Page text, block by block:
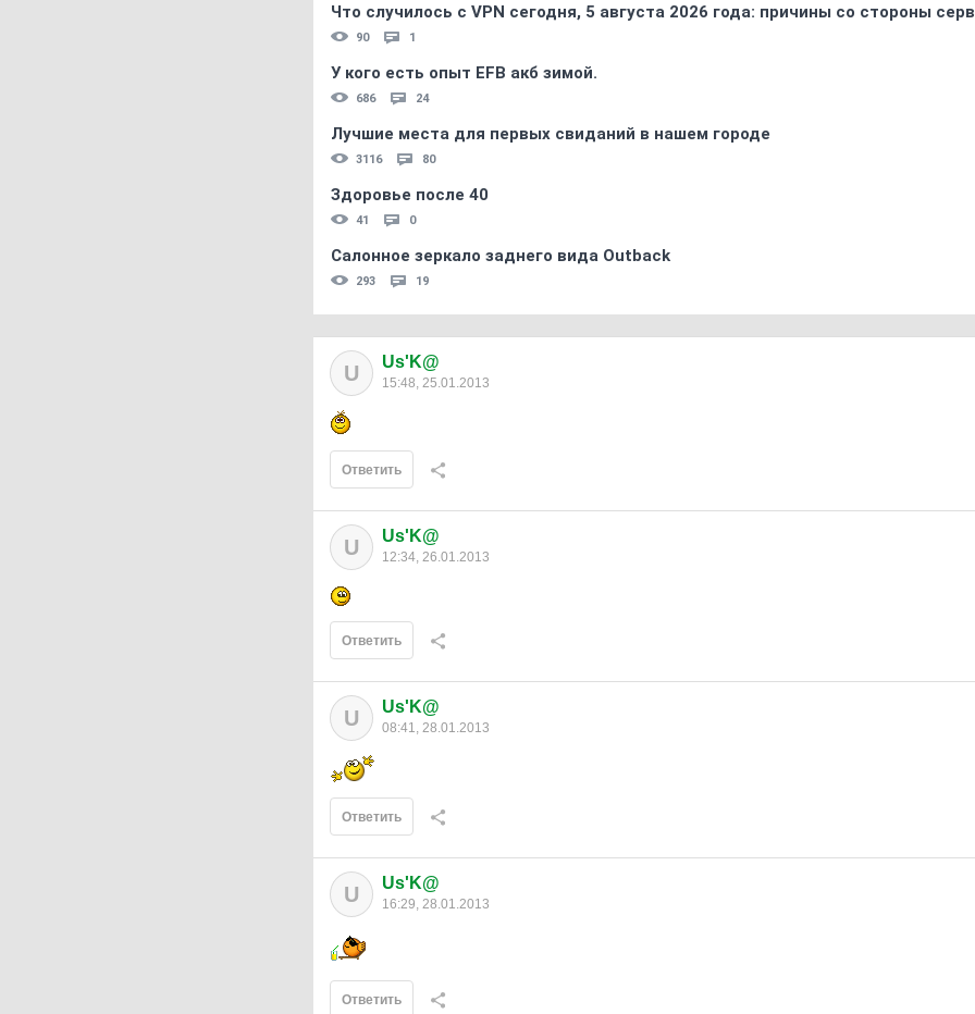
Что случилось с VPN сегодня, 5 августа 2026 года: причины со стороны
90 1
У кого есть опыт EFB акб зимой.
686 24
Лучшие места для первых свиданий в нашем городе
3116 80
Здоровье после 40
41 0
Салонное зеркало заднего вида Outback
293 19
U Us'K@
15:48, 25.01.2013
Ответить
U Us'K@
12:34, 26.01.2013
Ответить
U Us'K@
08:41, 28.01.2013
Ответить
U Us'K@
16:29, 28.01.2013
Ответить